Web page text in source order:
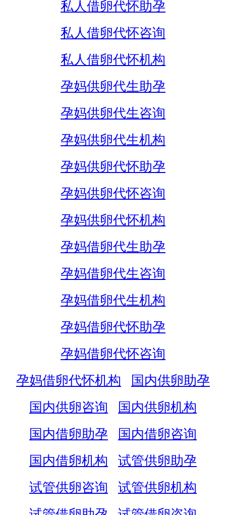
私人借卵代怀助孕
私人借卵代怀咨询
私人借卵代怀机构
孕妈供卵代生助孕
孕妈供卵代生咨询
孕妈供卵代生机构
孕妈供卵代怀助孕
孕妈供卵代怀咨询
孕妈供卵代怀机构
孕妈借卵代生助孕
孕妈借卵代生咨询
孕妈借卵代生机构
孕妈借卵代怀助孕
孕妈借卵代怀咨询
孕妈借卵代怀机构
国内供卵助孕
国内供卵咨询
国内供卵机构
国内借卵助孕
国内借卵咨询
国内借卵机构
试管供卵助孕
试管供卵咨询
试管供卵机构